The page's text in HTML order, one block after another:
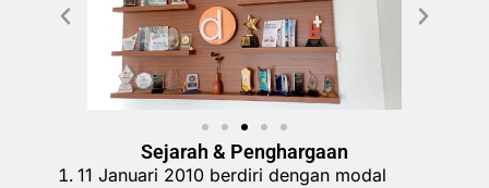
Sejarah & Penghargaan
11 Januari 2010 berdiri dengan modal